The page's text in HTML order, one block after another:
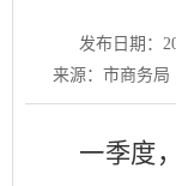
发布日期：
来源：市商务局
一季度